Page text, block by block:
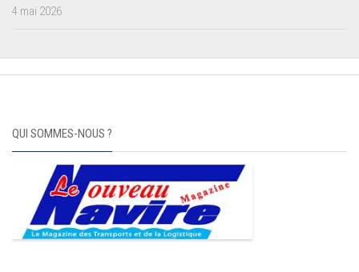
4 mai 2026
QUI SOMMES-NOUS ?